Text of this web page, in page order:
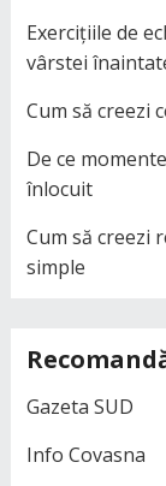
Exercițiile de
vârstei
Cum să creezi
De ce
înlocuit
Cum să creezi
simple
Gazeta SUD
Info Covasna